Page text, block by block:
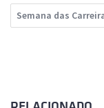
Semana das